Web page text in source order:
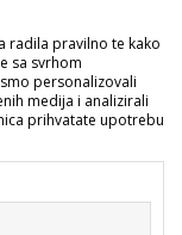
radila pravilno te kako
sa svrhom
personalizovali
medija i analizirali
prihvatate upotrebu